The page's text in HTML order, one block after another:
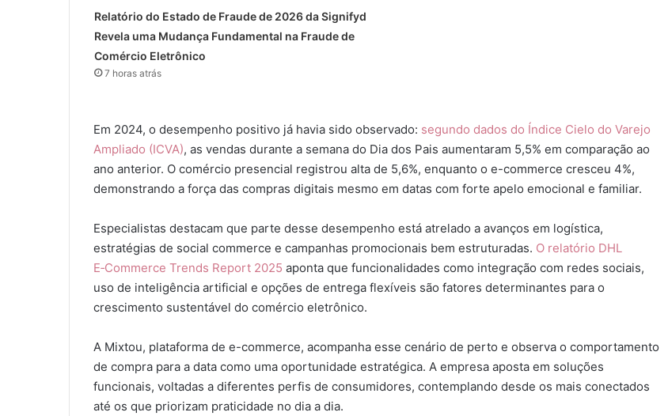
Relatório do Estado de Fraude de 2026 da Signifyd
Revela uma Mudança Fundamental na Fraude de
Comércio Eletrônico
7 horas atrás
Em 2024, o desempenho positivo já havia sido observado: segundo dados do Índice Cielo do Varejo
Ampliado (ICVA), as vendas durante a semana do Dia dos Pais aumentaram 5,5% em comparação ao
ano anterior. O comércio presencial registrou alta de 5,6%, enquanto o e-commerce cresceu 4%,
demonstrando a força das compras digitais mesmo em datas com forte apelo emocional e familiar.
Especialistas destacam que parte desse desempenho está atrelado a avanços em logística,
estratégias de social commerce e campanhas promocionais bem estruturadas. O relatório DHL
E‑Commerce Trends Report 2025 aponta que funcionalidades como integração com redes sociais,
uso de inteligência artificial e opções de entrega flexíveis são fatores determinantes para o
crescimento sustentável do comércio eletrônico.
A Mixtou, plataforma de e-commerce, acompanha esse cenário de perto e observa o comportamento
de compra para a data como uma oportunidade estratégica. A empresa aposta em soluções
funcionais, voltadas a diferentes perfis de consumidores, contemplando desde os mais conectados
até os que priorizam praticidade no dia a dia.